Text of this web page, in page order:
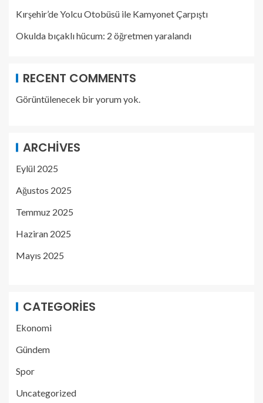
Kırşehir’de Yolcu Otobüsü ile Kamyonet Çarpıştı
Okulda bıçaklı hücum: 2 öğretmen yaralandı
RECENT COMMENTS
Görüntülenecek bir yorum yok.
ARCHIVES
Eylül 2025
Ağustos 2025
Temmuz 2025
Haziran 2025
Mayıs 2025
CATEGORIES
Ekonomi
Gündem
Spor
Uncategorized